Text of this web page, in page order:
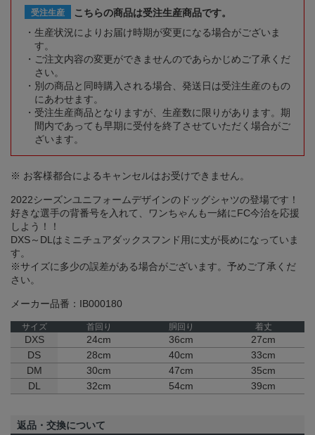
受注生産
こちらの商品は受注生産商品です。
生産状況によりお届け時期が変更になる場合がございま
す。
ご注文内容の変更ができませんのであらかじめご了承くだ
さい。
別の商品と同時購入される場合、発送日は受注生産のもの
にあわせます。
受注生産商品となりますが、生産数に限りがあります。期
間内であっても早期に受付を終了させていただく場合がご
ざいます。
※ お客様都合によるキャンセルはお受けできません。
2022シーズンユニフォームデザインのドッグシャツの登場です！
好きな選手の背番号を入れて、ワンちゃんも一緒にFC今治を応援
しよう！！
DXS～DLはミニチュアダックスフンド用に丈が長めになっていま
す。
※サイズに多少の誤差がある場合がございます。予めご了承くだ
さい。
メーカー品番：IB000180
サイズ 首回り 胴回り 着丈
DXS 24cm 36cm
27cm
DS
28cm 40cm
33cm
DM
30cm 47cm
35cm
DL
32cm 54cm 39cm
返品・交換について